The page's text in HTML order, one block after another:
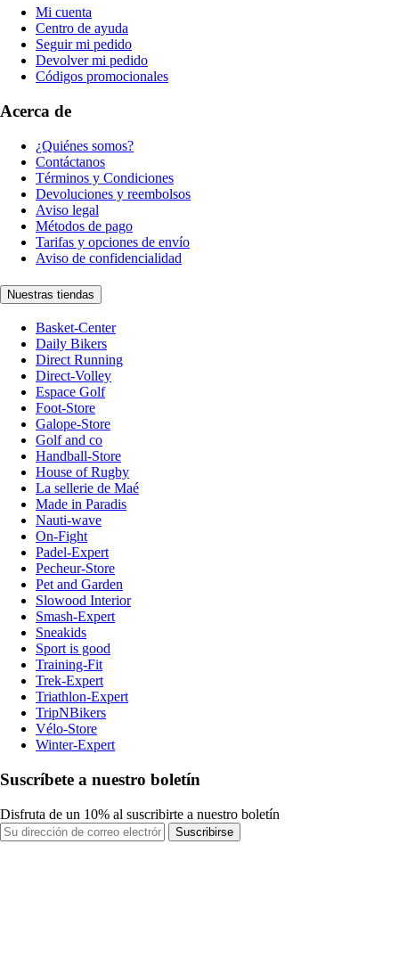
Mi cuenta
Centro de ayuda
Seguir mi pedido
Devolver mi pedido
Códigos promocionales
Acerca de
¿Quiénes somos?
Contáctanos
Términos y Condiciones
Devoluciones y reembolsos
Aviso legal
Métodos de pago
Tarifas y opciones de envío
Aviso de confidencialidad
Nuestras tiendas
Basket-Center
Daily Bikers
Direct Running
Direct-Volley
Espace Golf
Foot-Store
Galope-Store
Golf and co
Handball-Store
House of Rugby
La sellerie de Maé
Made in Paradis
Nauti-wave
On-Fight
Padel-Expert
Pecheur-Store
Pet and Garden
Slowood Interior
Smash-Expert
Sneakids
Sport is good
Training-Fit
Trek-Expert
Triathlon-Expert
TripNBikers
Vélo-Store
Winter-Expert
Suscríbete a nuestro boletín
Disfruta de un 10% al suscribirte a nuestro boletín
Suscribirse